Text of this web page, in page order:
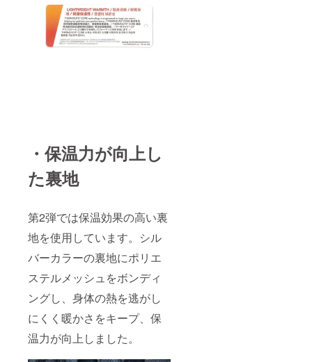
・保温力が向上し
た裏地
第2弾では保温効果の高い裏
地を使用しています。シル
バーカラーの裏地にポリエ
ステルメッシュをボンディ
ングし、身体の熱を逃がし
にくく暖かさをキープ、保
温力が向上しました。